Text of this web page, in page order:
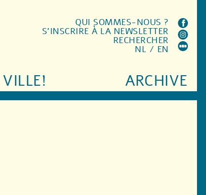
ARCHIVE
QUI SOMMES-NOUS ?
S'INSCRIRE À LA NEWSLETTER
RECHERCHER
NL / EN